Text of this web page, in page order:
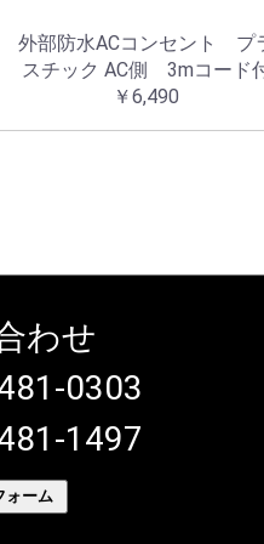
外部防水ACコンセント プ
スチック AC側 3mコード
￥6,490
わせ
0303
1497
ォーム